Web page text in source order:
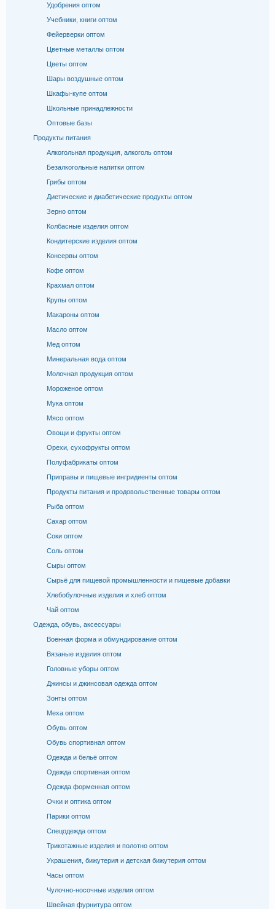
Удобрения оптом
Учебники, книги оптом
Фейерверки оптом
Цветные металлы оптом
Цветы оптом
Шары воздушные оптом
Шкафы-купе оптом
Школьные принадлежности
Оптовые базы
Продукты питания
Алкогольная продукция, алкоголь оптом
Безалкогольные напитки оптом
Грибы оптом
Диетические и диабетические продукты оптом
Зерно оптом
Колбасные изделия оптом
Кондитерские изделия оптом
Консервы оптом
Кофе оптом
Крахмал оптом
Крупы оптом
Макароны оптом
Масло оптом
Мед оптом
Минеральная вода оптом
Молочная продукция оптом
Мороженое оптом
Мука оптом
Мясо оптом
Овощи и фрукты оптом
Орехи, сухофрукты оптом
Полуфабрикаты оптом
Приправы и пищевые ингридиенты оптом
Продукты питания и продовольственные товары оптом
Рыба оптом
Сахар оптом
Соки оптом
Соль оптом
Сыры оптом
Сырьё для пищевой промышленности и пищевые добавки
Хлебобулочные изделия и хлеб оптом
Чай оптом
Одежда, обувь, аксессуары
Военная форма и обмундирование оптом
Вязаные изделия оптом
Головные уборы оптом
Джинсы и джинсовая одежда оптом
Зонты оптом
Меха оптом
Обувь оптом
Обувь спортивная оптом
Одежда и бельё оптом
Одежда спортивная оптом
Одежда форменная оптом
Очки и оптика оптом
Парики оптом
Спецодежда оптом
Трикотажные изделия и полотно оптом
Украшения, бижутерия и детская бижутерия оптом
Часы оптом
Чулочно-носочные изделия оптом
Швейная фурнитура оптом